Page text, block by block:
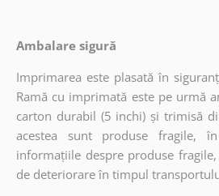
Ambalare sigură
Imprimarea este plasată în
Ramă cu imprimată este pe urmă
carton durabil (5 inchi) și trimisă
acestea sunt produse fragile,
informațiile despre produse
de deteriorare în timpul